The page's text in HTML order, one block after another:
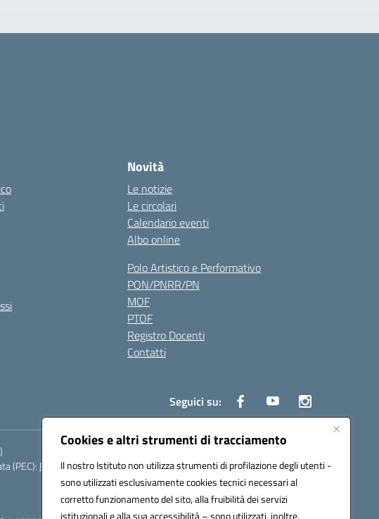
Cookies e altri strumenti di tracciamento
Il nostro Istituto non utilizza strumenti di profilazione degli utenti -
sono utilizzati esclusivamente cookies tecnici necessari al
corretto funzionamento del sito, alla fruibilità dei servizi
istituzionali e alla sua accessibilità – sono utilizzati, inoltre,
Novità
Le notizie
Le circolari
Calendario eventi
Albo online
Polo Artistico e Performativo
PON/PNRR/PN
MOF
PTOF
Registro Docenti
Contatti
Seguici su:
(PEC): FGIC83700P@pec.istruzione.it